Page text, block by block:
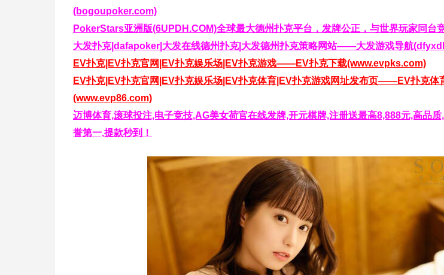
(bogoupoker.com)
PokerStars亚洲版(6UPDH.COM)全球最大德州扑克平台，发牌公正，与世界玩家同台
大发扑克|dafapoker|大发在线德州扑克|大发德州扑克策略网站——大发游戏导航
EV扑克|EV扑克官网|EV扑克娱乐场|EV扑克游戏——EV扑克下载(www.evpks.com)
EV扑克|EV扑克官网|EV扑克娱乐场|EV扑克体育|EV扑克游戏网址发布页——EV扑克体
(www.evp86.com)
迈博体育,滚球投注,电子竞技,AG美女荷官在线发牌,开元棋牌,注册送最高8,888元,高品
誉第一,提款秒到！